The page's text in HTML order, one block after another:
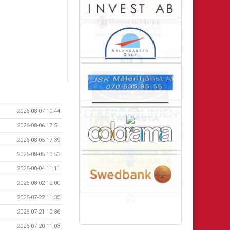
2026-08-07 10:44
2026-08-06 17:51
2026-08-05 17:39
2026-08-05 10:53
2026-08-04 11:11
2026-08-02 12:00
2026-07-22 11:35
2026-07-21 10:36
2026-07-20 11:03